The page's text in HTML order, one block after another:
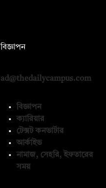
বিজ্ঞাপন
ad@thedailycampus.com
বিজ্ঞাপন
ক্যারিয়ার
টেক্সট কনভার্টার
আর্কাইভ
নামাজ, সেহরি, ইফতারের
সময়